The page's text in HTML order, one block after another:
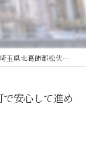
伏町で安心して進めるための実践ガイド
安心して進め